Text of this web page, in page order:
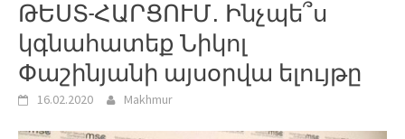
ԹԵՍՏ-ՀԱՐՑՈՒՄ․ Ինչպե՞ս
կգնահատեք Նիկոլ
Փաշինյանի այսօրվա ելույթը
16.02.2020 Makhmur